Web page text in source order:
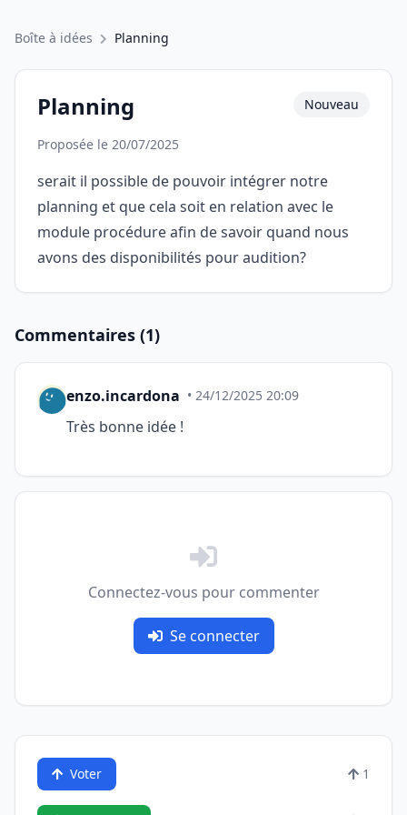
Boîte à idées Planning
Planning Nouveau
Proposée le 20/07/2025
serait il possible de pouvoir intégrer notre
planning et que cela soit en relation avec le
module procédure afin de savoir quand nous
avons des disponibilités pour audition?
Commentaires (1)
enzo.incardona • 24/12/2025 20:09
Très bonne idée !
Connectez-vous pour commenter
Se connecter
Voter 1